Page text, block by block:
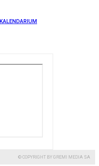
KALENDARIUM
© COPYRIGHT BY GREMI MEDIA SA